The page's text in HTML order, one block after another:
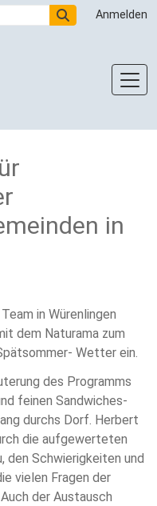
Anmelden
in
in Würenlingen
dem Naturama zum
Wetter ein.
des Programms
feinen Sandwiches-
durchs Dorf. Herbert
die aufgewerteten
den Schwierigkeiten und
vielen Fragen der
der Austausch